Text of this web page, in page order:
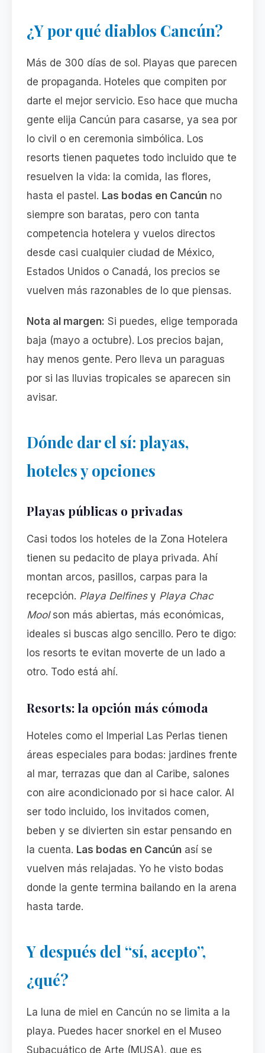
¿Y por qué diablos Cancún?
Más de 300 días de sol. Playas que parecen
de propaganda. Hoteles que compiten por
darte el mejor servicio. Eso hace que mucha
gente elija Cancún para casarse, ya sea por
lo civil o en ceremonia simbólica. Los
resorts tienen paquetes todo incluido que te
resuelven la vida: la comida, las flores,
hasta el pastel. Las bodas en Cancún no
siempre son baratas, pero con tanta
competencia hotelera y vuelos directos
desde casi cualquier ciudad de México,
Estados Unidos o Canadá, los precios se
vuelven más razonables de lo que piensas.
Nota al margen: Si puedes, elige temporada
baja (mayo a octubre). Los precios bajan,
hay menos gente. Pero lleva un paraguas
por si las lluvias tropicales se aparecen sin
avisar.
Dónde dar el sí: playas,
hoteles y opciones
Playas públicas o privadas
Casi todos los hoteles de la Zona Hotelera
tienen su pedacito de playa privada. Ahí
montan arcos, pasillos, carpas para la
recepción. Playa Delfinesy Playa Chac
Moolson más abiertas, más económicas,
ideales si buscas algo sencillo. Pero te digo:
los resorts te evitan moverte de un lado a
otro. Todo está ahí.
Resorts: la opción más cómoda
Hoteles como el Imperial Las Perlas tienen
áreas especiales para bodas: jardines frente
al mar, terrazas que dan al Caribe, salones
con aire acondicionado por si hace calor. Al
ser todo incluido, los invitados comen,
beben y se divierten sin estar pensando en
la cuenta. Las bodas en Cancún así se
vuelven más relajadas. Yo he visto bodas
donde la gente termina bailando en la arena
hasta tarde.
Y después del “sí, acepto”,
¿qué?
La luna de miel en Cancún no se limita a la
playa. Puedes hacer snorkel en el Museo
Subacuático de Arte (MUSA), que es